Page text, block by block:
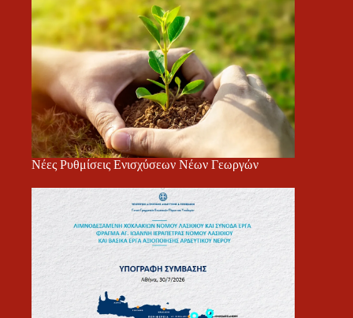
Νέες Ρυθμίσεις Ενισχύσεων Νέων Γεωργών